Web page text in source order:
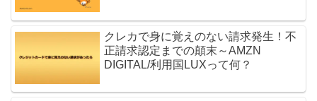
クレカで身に覚えのない請求発生！不
正請求認定までの顛末～AMZN
DIGITAL/利用国LUXって何？